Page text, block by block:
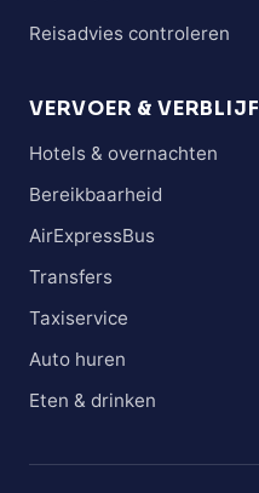
Reisadvies controleren
VERVOER & VERBLIJF
Hotels & overnachten
Bereikbaarheid
AirExpressBus
Transfers
Taxiservice
Auto huren
Eten & drinken